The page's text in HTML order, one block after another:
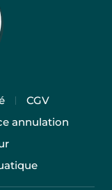
CGV
annulation